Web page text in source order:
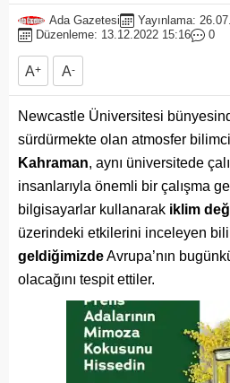
Ada Gazetesi
Yayınlama:
Düzenleme: 13.12.2022 15:16
0
A+ A-
Newcastle Üniversitesi
sürdürmekte olan atmosfer bilimci
Kahraman, aynı üniversitede
insanlarıyla önemli bir çalışma
bilgisayarlar kullanarak iklim
üzerindeki etkilerini inceleyen
geldiğimizdeAvrupa’nın
olacağını tespit ettiler.